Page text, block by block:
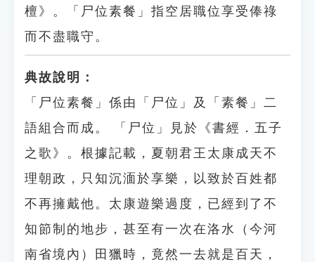
檀》。「尸位素餐」指空居職位享受俸祿
而不盡職守。
典故說明：
「尸位素餐」係由「尸位」及「素餐」二
語組合而成。 「尸位」見於《書經．五子
之歌》。根據記載，夏朝君王太康成天不
理朝政，只知沉湎於享樂，以致於百姓都
不再擁戴他。太康遊樂過度，已經到了不
知節制的地步，甚至有一次在洛水（今河
南省境內）田獵時，竟然一去就是百天，